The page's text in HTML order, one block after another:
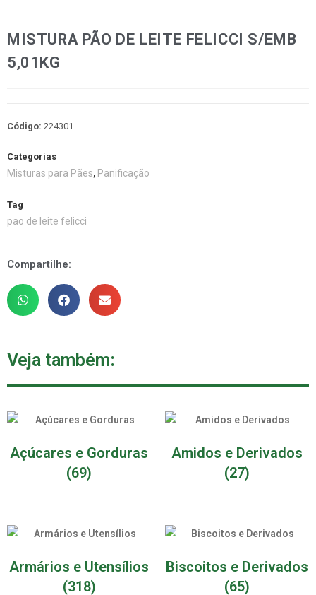
MISTURA PÃO DE LEITE FELICCI S/EMB
5,01KG
Código: 224301
Categorias
Misturas para Pães, Panificação
Tag
pao de leite felicci
Compartilhe:
Veja também:
Açúcares e Gorduras
(69)
Amidos e Derivados
(27)
Armários e Utensílios
(318)
Biscoitos e Derivados
(65)